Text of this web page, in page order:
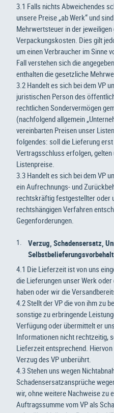
3.1 Falls nichts Abweichendes
unsere Preise „ab Werk“ und
Mehrwertsteuer in der
Verpackungskosten. Dies gilt
um einen Verbraucher im Sinne
Fall verstehen sich die
enthalten die gesetzliche
3.2 Handelt es sich bei dem VP
juristischen Person des
rechtlichen Sondervermögen
(nachfolgend allgemein
vereinbarten Preisen unser
folgendes: soll die Lieferung
Vertragsschluss erfolgen,
Listenpreise
3.3 Handelt es sich bei dem VP
ein Aufrechnungs- und
rechtskräftig festgestellter oder
rechtshängigen Verfahren
Gegenforderungen.
Verzug, Schadensersatz,
Selbstbelieferungsvorbehalt
4.1 Die Lieferzeit ist von uns
die Lieferungen unser Werk
haben oder wir die
4.2 Stellt der VP die von ihm zu
sonstige zu erbringende
Verfügung oder übermittelt er
Informationen nicht rechtzeitig,
Lieferzeit entsprechend.
Verzug des VP unberührt.
4.3 Stehen uns wegen
Schadensersatzansprüche
wir, ohne weitere Nachweise zu
Auftragssumme vom VP als